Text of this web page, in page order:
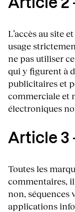
Article 2
L’accès au site
usage
ne pas utiliser
qui y figurent à
publicitaires et
commerciale et
électroniques
Article 3
Toutes les
commentaires,
non, séquences
applications